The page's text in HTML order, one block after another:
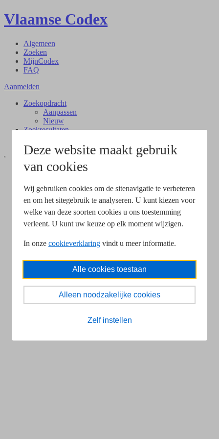
Deze website maakt gebruik
van cookies
Wij gebruiken cookies om de sitenavigatie te verbeteren
en om het sitegebruik te analyseren. U kunt kiezen voor
welke van deze soorten cookies u ons toestemming
verleent. U kunt uw keuze op elk moment wijzigen.
In onze cookieverklaring vindt u meer informatie.
Alle cookies toestaan
Alleen noodzakelijke cookies
Zelf instellen
Vlaamse Codex
Algemeen
Zoeken
MijnCodex
FAQ
Aanmelden
Zoekopdracht
Aanpassen
Nieuw
Zoekresultaten